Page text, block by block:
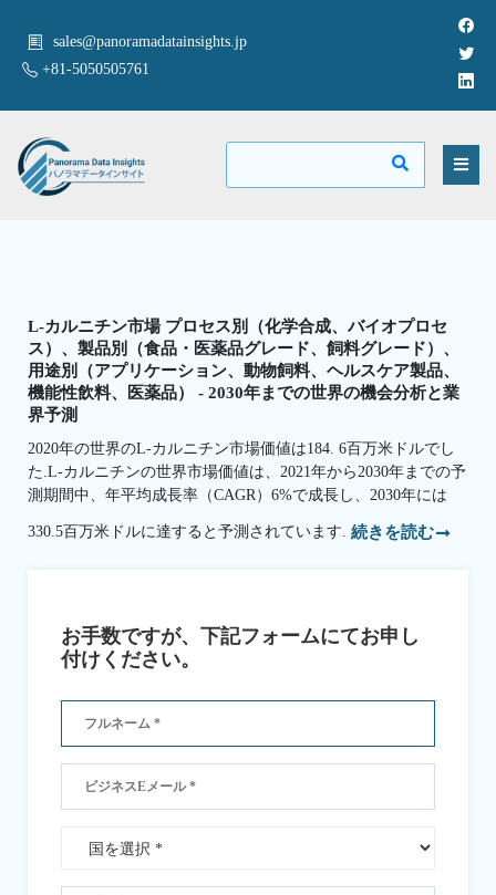
sales@panoramadatainsights.jp
+81-5050505761
L-カルニチン市場 プロセス別（化学合成、バイオプロセ
ス）、製品別（食品・医薬品グレード、飼料グレード）、
用途別（アプリケーション、動物飼料、ヘルスケア製品、
機能性飲料、医薬品） - 2030年までの世界の機会分析と業
界予測
2020年の世界のL-カルニチン市場価値は184. 6百万米ドルでし
た.L-カルニチンの世界市場価値は、2021年から2030年までの予
測期間中、年平均成長率（CAGR）6%で成長し、2030年には
330.5百万米ドルに達すると予測されています. 続きを読む
お手数ですが、下記フォームにてお申し
付けください。